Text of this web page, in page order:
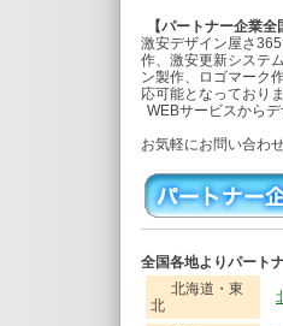
【パートナー企業全
激安デザイン屋さ
作、激安更新システ
ン製作、ロゴマーク
応可能となっておりま
WEBサービスから
お気軽にお問い合
全国各地よりパート
北海道・東
北